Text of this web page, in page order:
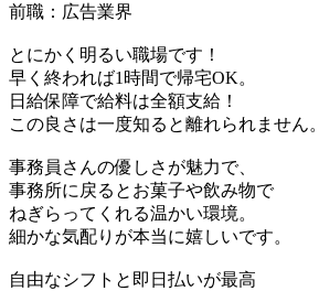
前職：広告業界
とにかく明るい職場です！
早く終われば1時間で帰宅OK。
日給保障で給料は全額支給！
この良さは一度知ると離れられません。
事務員さんの優しさが魅力で、
事務所に戻るとお菓子や飲み物で
ねぎらってくれる温かい環境。
細かな気配りが本当に嬉しいです。
自由なシフトと即日払いが最高